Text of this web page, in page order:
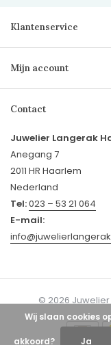
Klantenservice
Mijn account
Contact
Juwelier Langerak
Anegang 7
2011 HR Haarlem
Nederland
Tel:023 – 53 21 064
E-mail:
© 2026
Wij slaan cookies
akkoord? Ja